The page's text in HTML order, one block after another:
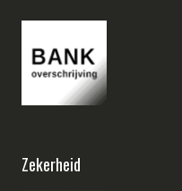
Zekerheid